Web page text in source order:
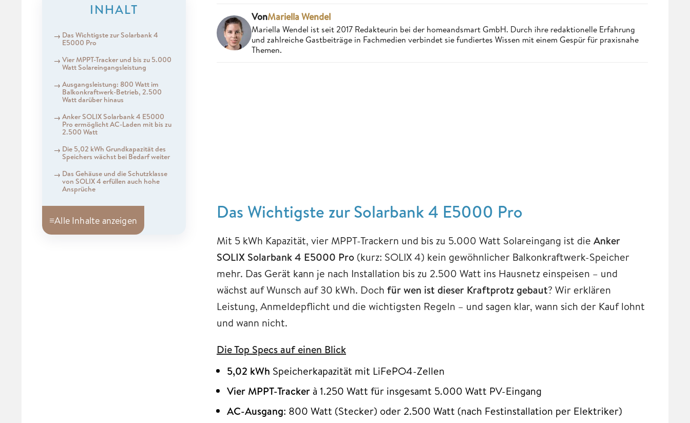
INHALT
Das Wichtigste zur Solarbank 4
E5000 Pro
Vier MPPT-Tracker und bis zu 5.000
Watt Solareingangsleistung
Ausgangsleistung: 800 Watt im
Balkonkraftwerk-Betrieb, 2.500
Watt darüber hinaus
Anker SOLIX Solarbank 4 E5000
Pro ermöglicht AC-Laden mit bis zu
2.500 Watt
Die 5,02 kWh Grundkapazität des
Speichers wächst bei Bedarf weiter
Das Gehäuse und die Schutzklasse
von SOLIX 4 erfüllen auch hohe
Ansprüche
≡Alle Inhalte anzeigen
VonMariella Wendel
Mariella Wendel ist seit 2017 Redakteurin bei der homeandsmart GmbH. Durch ihre redaktionelle Erfahrung
und zahlreiche Gastbeiträge in Fachmedien verbindet sie fundiertes Wissen mit einem Gespür für praxisnahe
Themen.
Das Wichtigste zur Solarbank 4 E5000 Pro
Mit 5 kWh Kapazität, vier MPPT-Trackern und bis zu 5.000 Watt Solareingang ist die Anker
SOLIX Solarbank 4 E5000 Pro (kurz: SOLIX 4) kein gewöhnlicher Balkonkraftwerk-Speicher
mehr. Das Gerät kann je nach Installation bis zu 2.500 Watt ins Hausnetz einspeisen – und
wächst auf Wunsch auf 30 kWh. Doch für wen ist dieser Kraftprotz gebaut? Wir erklären
Leistung, Anmeldepflicht und die wichtigsten Regeln – und sagen klar, wann sich der Kauf lohnt
und wann nicht.
Die Top Specs auf einen Blick
5,02 kWh Speicherkapazität mit LiFePO4-Zellen
Vier MPPT-Tracker à 1.250 Watt für insgesamt 5.000 Watt PV-Eingang
AC-Ausgang: 800 Watt (Stecker) oder 2.500 Watt (nach Festinstallation per Elektriker)